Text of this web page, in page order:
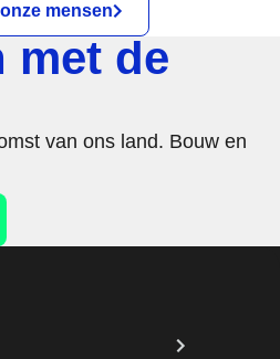
mensen
met de
van ons land. Bouw en